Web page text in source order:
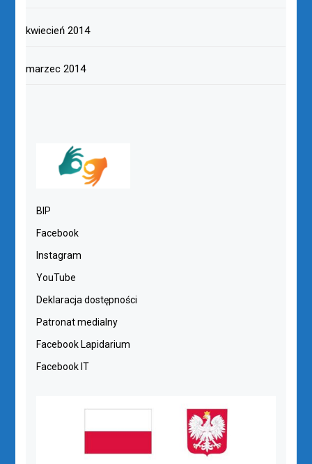
kwiecień 2014
marzec 2014
BIP
Facebook
Instagram
YouTube
Deklaracja dostępności
Patronat medialny
Facebook Lapidarium
Facebook IT